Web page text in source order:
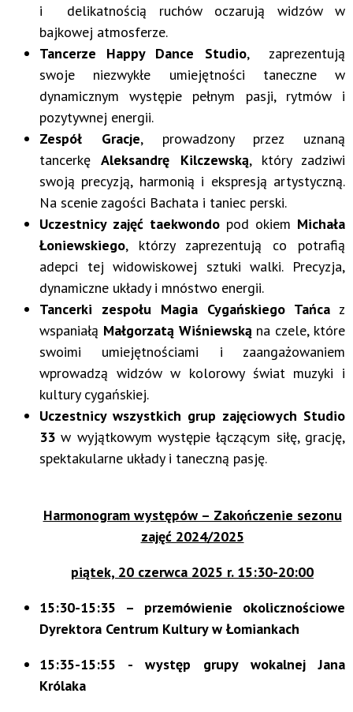
i delikatnością ruchów oczarują widzów w
bajkowej atmosferze.
Tancerze Happy Dance Studio, zaprezentują
swoje niezwykłe umiejętności taneczne w
dynamicznym występie pełnym pasji, rytmów i
pozytywnej energii.
Zespół Gracje, prowadzony przez uznaną
tancerkęAleksandrę Kilczewską, który zadziwi
swoją precyzją, harmonią i ekspresją artystyczną.
Na scenie zagości Bachata i taniec perski.
Uczestnicy zajęć taekwondo pod okiem Michała
Łoniewskiego, którzy zaprezentują co potrafią
adepci tej widowiskowej sztuki walki. Precyzja,
dynamiczne układy i mnóstwo energii.
Tancerki zespołu Magia Cygańskiego Tańca z
wspaniałą Małgorzatą Wiśniewską na czele, które
swoimi umiejętnościami i zaangażowaniem
wprowadzą widzów w kolorowy świat muzyki i
kultury cygańskiej.
Uczestnicy wszystkich grup zajęciowych Studio
33 w wyjątkowym występie łączącym siłę, grację,
spektakularne układy i taneczną pasję.
Harmonogram występów – Zakończenie sezonu
zajęć 2024/2025
piątek, 20 czerwca 2025 r. 15:30-20:00
15:30-15:35 – przemówienie okolicznościowe
Dyrektora Centrum Kultury w Łomiankach
15:35-15:55 - występ grupy wokalnej Jana
Królaka